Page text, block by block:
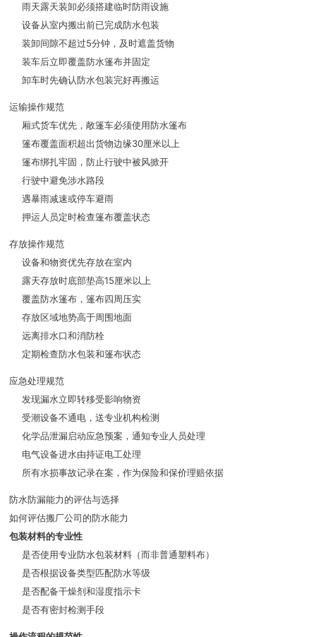
雨天露天装卸必须搭建临时防雨设施
设备从室内搬出前已完成防水包装
装卸间隙不超过5分钟，及时遮盖货物
装车后立即覆盖防水篷布并固定
卸车时先确认防水包装完好再搬运
运输操作规范
厢式货车优先，敞篷车必须使用防水篷布
篷布覆盖面积超出货物边缘30厘米以上
篷布绑扎牢固，防止行驶中被风掀开
行驶中避免涉水路段
遇暴雨减速或停车避雨
押运人员定时检查篷布覆盖状态
存放操作规范
设备和物资优先存放在室内
露天存放时底部垫高15厘米以上
覆盖防水篷布，篷布四周压实
存放区域地势高于周围地面
远离排水口和消防栓
定期检查防水包装和篷布状态
应急处理规范
发现漏水立即转移受影响物资
受潮设备不通电，送专业机构检测
化学品泄漏启动应急预案，通知专业人员处理
电气设备进水由持证电工处理
所有水损事故记录在案，作为保险和保价理赔依据
防水防漏能力的评估与选择
如何评估搬厂公司的防水能力
包装材料的专业性
是否使用专业防水包装材料（而非普通塑料布）
是否根据设备类型匹配防水等级
是否配备干燥剂和湿度指示卡
是否有密封检测手段